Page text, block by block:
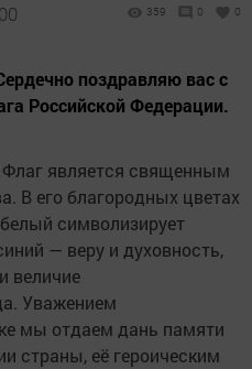
359 0 0
поздравляю вас с
Российской Федерации.
является священным
В его благородных цветах
символизирует
— веру и духовность,
величие
Уважением
мы отдаем дань памяти
страны, её героическим